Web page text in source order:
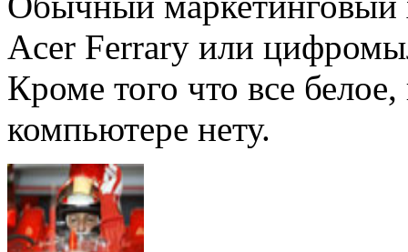
Acer Ferrary или
Кроме того что все
компьютере нету.